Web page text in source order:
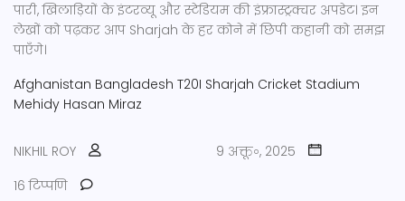
पारी, खिलाड़ियों के इंटरव्यू और स्टेडियम की इंफ्रास्ट्रक्चर अपडेट। इन
लेखों को पढ़कर आप Sharjah के हर कोने में छिपी कहानी को समझ
पाएँगे।
Afghanistan Bangladesh T20I Sharjah Cricket Stadium
Mehidy Hasan Miraz
NIKHIL ROY
9 अक्तू॰, 2025
16 टिप्पणि